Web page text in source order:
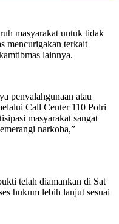
masyarakat untuk tidak
mencurigakan terkait
lainnya.
penyalahgunaan atau
Call Center 110 Polri
masyarakat sangat
narkoba,”
telah diamankan di Sat
hukum lebih lanjut sesuai